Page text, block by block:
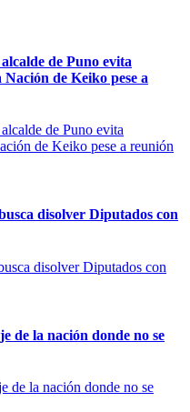
de Puno evita
de Keiko pese a
disolver Diputados con
de la nación donde no se